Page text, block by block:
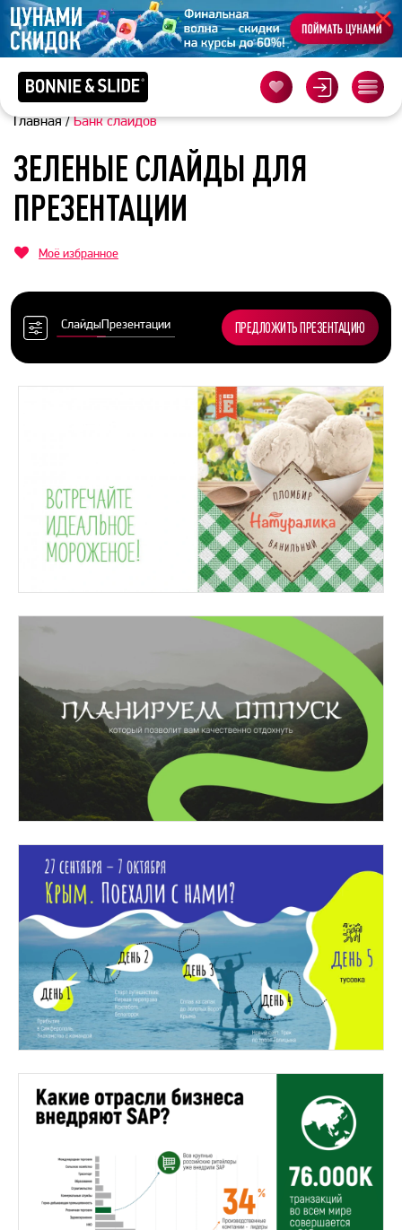
Главная/Банк слайдов
ЗЕЛЕНЫЕ СЛАЙДЫ ДЛЯ
ПРЕЗЕНТАЦИИ
Моё избранное
СлайдыПрезентации ПРЕДЛОЖИТЬ ПРЕЗЕНТАЦИЮ